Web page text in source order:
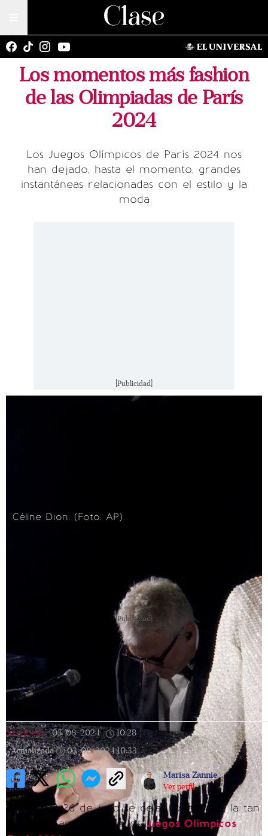
Los momentos más fashion
de las Olimpiadas de París
2024
Los Juegos Olímpicos de París 2024 nos
han dejado, hasta el momento, grandes
instantáneas relacionadas con el estilo y la
moda
[Publicidad]
Céline Dion. (Foto: AP)
[Publicidad]
NOTICIAS | 03/08/2024 | 10:28
Actualizada
03/08/2024 10:33
Marisa Zannie
Ver perfil
El viernes 26 de julio se celebró, por fin, la tan
anhelada apertura de losJuegos Olímpicos